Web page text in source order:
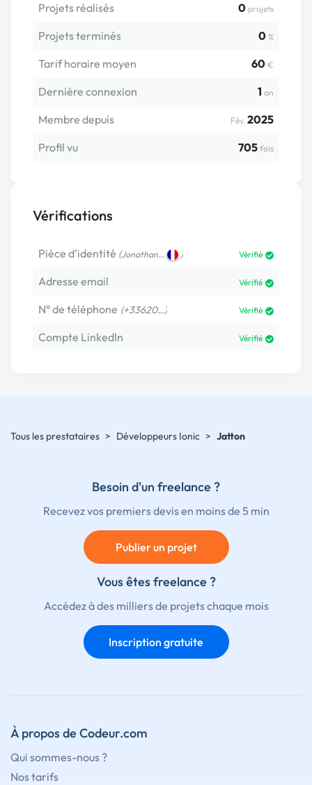
Projets réalisés 0 projets
Projets terminés 0 %
Tarif horaire moyen 60 €
Dernière connexion 1 an
Membre depuis Fév. 2025
Profil vu
705 fois
Vérifications
Pièce d’identité (Jonathan… ) Vérifié
Adresse email Vérifié
N° de téléphone (+33620…) Vérifié
Compte LinkedIn Vérifié
Tous les prestataires > Développeurs Ionic > Jatton
Besoin d'un freelance ?
Recevez vos premiers devis en moins de 5 min
Publier un projet
Vous êtes freelance ?
Accédez à des milliers de projets chaque mois
Inscription gratuite
À propos de Codeur.com
Qui sommes-nous ?
Nos tarifs